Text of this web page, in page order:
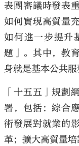
表團審議時發表
如何實現高質量
如何進一步提升
題」。其中，教
身就是基本公共服
「十五五」規劃
署，包括：綜合
術發展對就業的
革；擴大高質量培